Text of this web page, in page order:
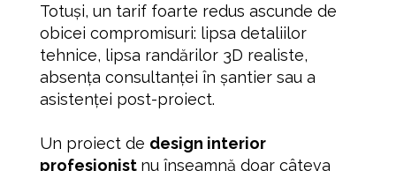
Totuși, un tarif foarte redus ascunde de
obicei compromisuri: lipsa detaliilor
tehnice, lipsa randărilor 3D realiste,
absența consultanței în șantier sau a
asistenței post-proiect.
Un proiect de design interior
profesionist nu înseamnă doar câteva